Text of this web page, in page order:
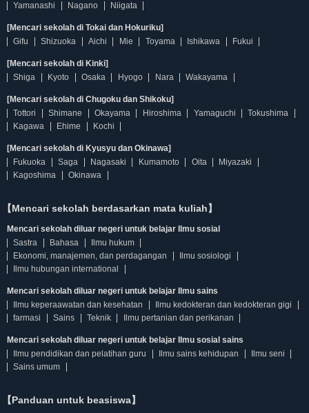
Yamanashi
Nagano Niigata
[Mencari sekolah di Tokai dan Hokuriku]
Gifu
Shizuoka Aichi Mie Toyama Ishikawa Fukui
[Mencari sekolah di Kinki]
Shiga
Kyoto Osaka Hyogo Nara Wakayama
[Mencari sekolah di Chugoku dan Shikoku]
Tottori
Shimane Okayama Hiroshima Yamaguchi
Tokushima
Kagawa
Ehime Kochi
[Mencari sekolah di Kyusyu dan Okinawa]
Fukuoka
Saga Nagasaki Kumamoto Oita
Miyazaki
Kagoshima
Okinawa
【Mencari sekolah berdasarkan mata kuliah】
Mencari sekolah diluar negeri untuk belajar Ilmu sosial
Sastra
Bahasa
Ilmu hukum
Ekonomi, manajemen, dan perdagangan
Ilmu sosiologi
Ilmu hubungan international
Mencari sekolah diluar negeri untuk belajar Ilmu sains
Ilmu keperaawatan dan kesehatan
Ilmu kedokteran dan kedokteran gigi
farmasi
Sains Teknik Ilmu pertanian dan perikanan
Mencari sekolah diluar negeri untuk belajar Ilmu sosial sains
Ilmu pendidikan dan pelatihan guru
Ilmu sains kehidupan
Ilmu seni
Sains umum
【Panduan untuk beasiswa】